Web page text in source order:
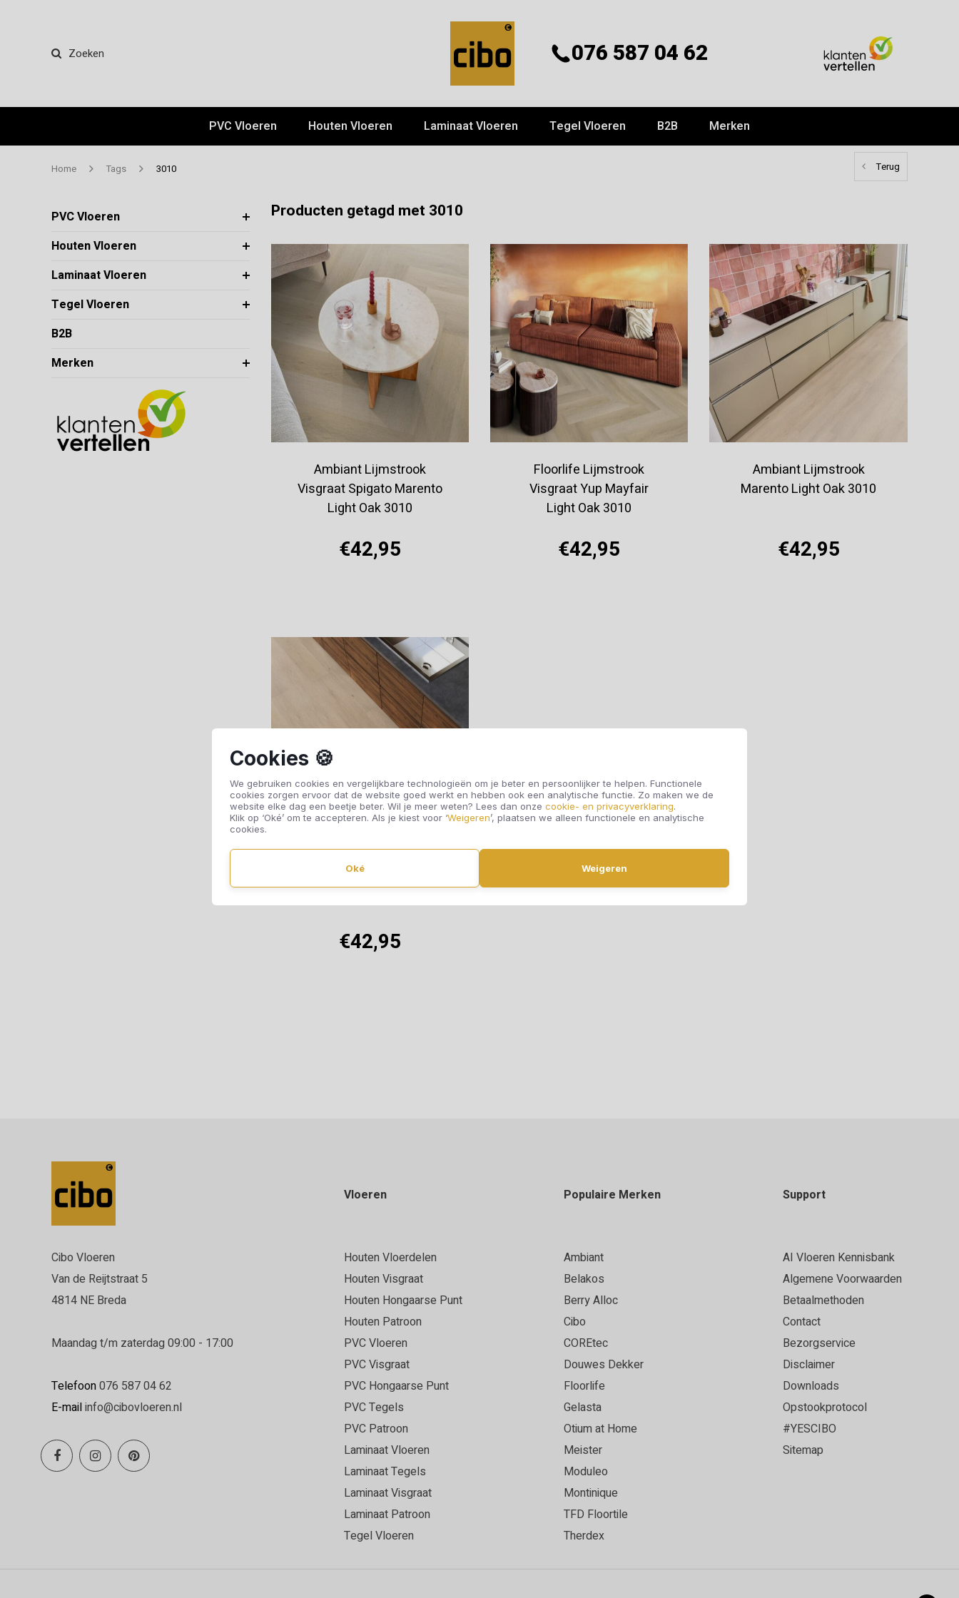
Cookies 🍪
We gebruiken cookies en vergelijkbare technologieën om je beter en persoonlijker te helpen. Functionele
cookies zorgen ervoor dat de website goed werkt en hebben ook een analytische functie. Zo maken we de
website elke dag een beetje beter. Wil je meer weten? Lees dan onze cookie- en privacyverklaring.
Klik op ‘Oké’ om te accepteren. Als je kiest voor ‘Weigeren’, plaatsen we alleen functionele en analytische
cookies.
Oké Weigeren
Zoeken 076 587 04 62
PVC Vloeren Houten Vloeren Laminaat Vloeren Tegel Vloeren B2B Merken
Home Tags 3010 Terug
PVC Vloeren
Houten Vloeren
Laminaat Vloeren
Tegel Vloeren
B2B
Merken
Producten getagd met 3010
Ambiant Lijmstrook
Visgraat Spigato Marento
Light Oak 3010
€42,95
Floorlife Lijmstrook
Visgraat Yup Mayfair
Light Oak 3010
€42,95
Ambiant Lijmstrook
Marento Light Oak 3010
€42,95
Floorlife Lijmstrook Yup
€42,95
Cibo Vloeren
Van de Reijtstraat 5
4814 NE Breda
Maandag t/m zaterdag 09:00 - 17:00
Telefoon076 587 04 62
E-mailinfo@cibovloeren.nl
Vloeren
Houten Vloerdelen
Houten Visgraat
Houten Hongaarse Punt
Houten Patroon
PVC Vloeren
PVC Visgraat
PVC Hongaarse Punt
PVC Tegels
PVC Patroon
Laminaat Vloeren
Laminaat Tegels
Laminaat Visgraat
Laminaat Patroon
Tegel Vloeren
Populaire Merken
Ambiant
Belakos
Berry Alloc
Cibo
COREtec
Douwes Dekker
Floorlife
Gelasta
Otium at Home
Meister
Moduleo
Montinique
TFD Floortile
Therdex
Support
AI Vloeren Kennisbank
Algemene Voorwaarden
Betaalmethoden
Contact
Bezorgservice
Disclaimer
Downloads
Opstookprotocol
#YESCIBO
Sitemap